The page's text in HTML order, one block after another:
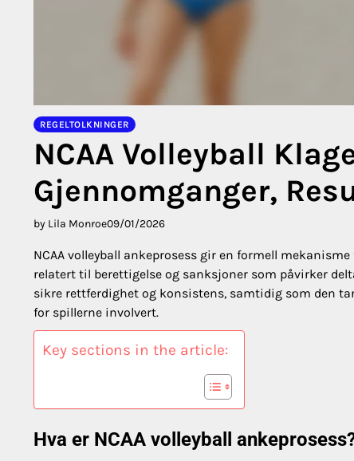
REGELTOLKNINGER
NCAA Volleyball
Gjennomganger,
by Lila Monroe09/01/2026
NCAA volleyball ankeprosess gir en formell
relatert til berettigelse og sanksjoner som påvirker
sikre rettferdighet og konsistens, samtidig som den
for spillerne involvert.
Key sections in the article:
Hva er NCAA volleyball